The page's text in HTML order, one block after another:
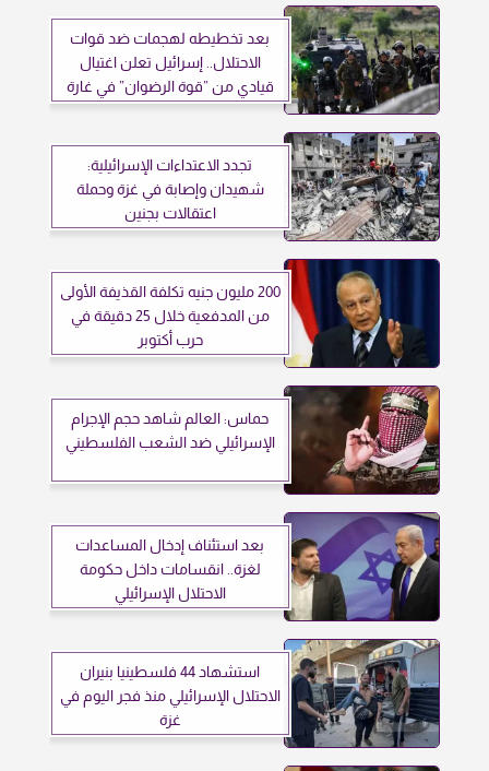
بعد تخطيطه لهجمات ضد قوات
الاحتلال.. إسرائيل تعلن اغتيال
قيادي من ”قوة الرضوان” في غارة
تجدد الاعتداءات الإسرائيلية:
شهيدان وإصابة في غزة وحملة
اعتقالات بجنين
200 مليون جنيه تكلفة القذيفة الأولى
من المدفعية خلال 25 دقيقة في
حرب أكتوبر
حماس: العالم شاهد حجم الإجرام
الإسرائيلي ضد الشعب الفلسطيني
بعد استئناف إدخال المساعدات
لغزة.. انقسامات داخل حكومة
الاحتلال الإسرائيلي
استشهاد 44 فلسطينيا بنيران
الاحتلال الإسرائيلي منذ فجر اليوم في
غزة